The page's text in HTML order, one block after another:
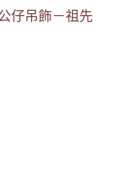
仔吊飾－祖先